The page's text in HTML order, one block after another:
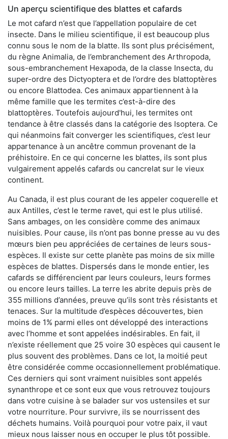
Un aperçu scientifique des blattes et cafards
Le mot cafard n’est que l’appellation populaire de cet
insecte. Dans le milieu scientifique, il est beaucoup plus
connu sous le nom de la blatte. Ils sont plus précisément,
du règne Animalia, de l’embranchement des Arthropoda,
sous-embranchement Hexapoda, de la classe Insecta, du
super-ordre des Dictyoptera et de l’ordre des blattoptères
ou encore Blattodea. Ces animaux appartiennent à la
même famille que les termites c’est-à-dire des
blattoptères. Toutefois aujourd'hui, les termites ont
tendance à être classés dans la catégorie des Isoptera. Ce
qui néanmoins fait converger les scientifiques, c’est leur
appartenance à un ancêtre commun provenant de la
préhistoire. En ce qui concerne les blattes, ils sont plus
vulgairement appelés cafards ou cancrelat sur le vieux
continent.
Au Canada, il est plus courant de les appeler coquerelle et
aux Antilles, c’est le terme ravet, qui est le plus utilisé.
Sans ambages, on les considère comme des animaux
nuisibles. Pour cause, ils n’ont pas bonne presse au vu des
mœurs bien peu appréciées de certaines de leurs sous-
espèces. Il existe sur cette planète pas moins de six mille
espèces de blattes. Dispersés dans le monde entier, les
cafards se différencient par leurs couleurs, leurs formes
ou encore leurs tailles. La terre les abrite depuis près de
355 millions d’années, preuve qu’ils sont très résistants et
tenaces. Sur la multitude d’espèces découvertes, bien
moins de 1% parmi elles ont développé des interactions
avec l’homme et sont appelées indésirables. En fait, il
n’existe réellement que 25 voire 30 espèces qui causent le
plus souvent des problèmes. Dans ce lot, la moitié peut
être considérée comme occasionnellement problématique.
Ces derniers qui sont vraiment nuisibles sont appelés
synanthrope et ce sont eux que vous retrouvez toujours
dans votre cuisine à se balader sur vos ustensiles et sur
votre nourriture. Pour survivre, ils se nourrissent des
déchets humains. Voilà pourquoi pour votre paix, il vaut
mieux nous laisser nous en occuper le plus tôt possible.